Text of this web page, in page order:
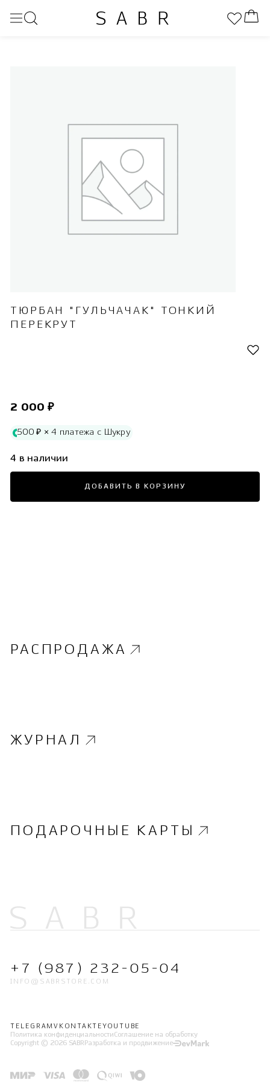
ТЮРБАН "ГУЛЬЧАЧАК" ТОНКИЙ
ПЕРЕКРУТ
2 000 ₽
500 ₽ × 4 платежа с Шукру
4 в наличии
ДОБАВИТЬ В КОРЗИНУ
РАСПРОДАЖА
ЖУРНАЛ
ПОДАРОЧНЫЕ КАРТЫ
+7 (987) 232-05-04
INFO@SABRSTORE.COM
TELEGRAMVKONTAKTE YOUTUBE
Политика конфиденциальности Соглашение на обработку
Copyright © 2026 SABR Разработка и продвижение